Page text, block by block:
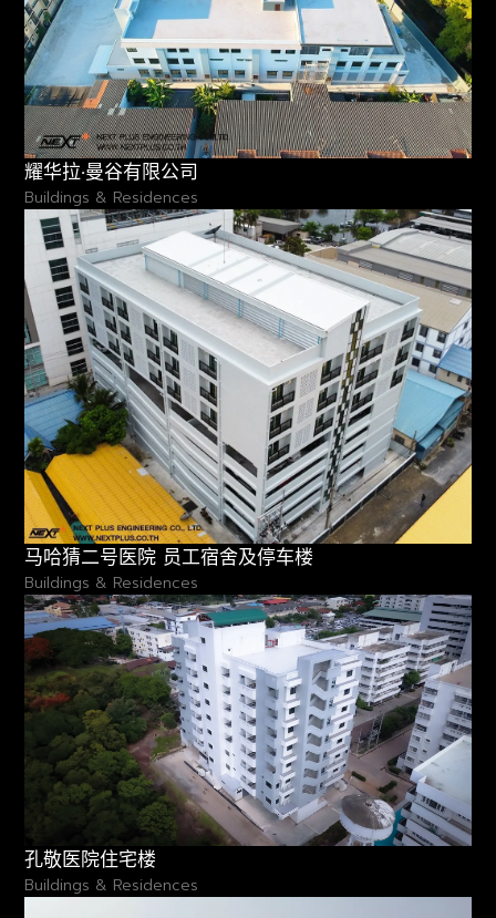
耀华拉·曼谷有限公司
Buildings & Residences
马哈猜二号医院 员工宿舍及停车楼
Buildings & Residences
孔敬医院住宅楼
Buildings & Residences